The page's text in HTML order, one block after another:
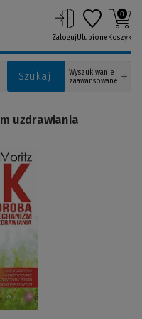
Szukaj
Wyszukiwanie
zaawansowane
ZalogujUlubione
0
Koszyk
uzdrawiania